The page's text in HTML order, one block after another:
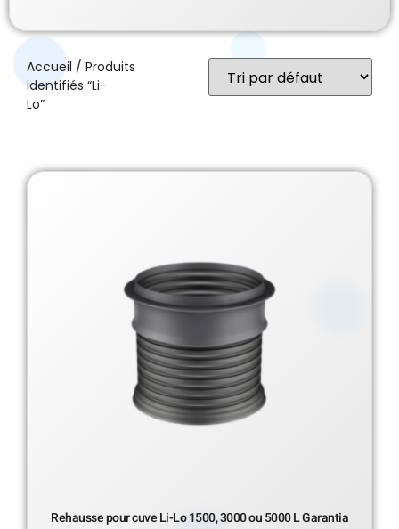
Accueil / Produits
identifiés “Li-
Lo”
Rehausse pour cuve Li-Lo 1500, 3000 ou 5000 L Garantia